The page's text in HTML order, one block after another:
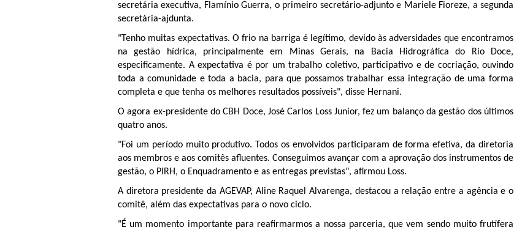
secretária executiva, Flamínio Guerra, o primeiro secretário-adjunto e Mariele Fioreze, a segunda
secretária-ajdunta.
"Tenho muitas expectativas. O frio na barriga é legítimo, devido às adversidades que encontramos
na gestão hídrica, principalmente em Minas Gerais, na Bacia Hidrográfica do Rio Doce,
especificamente. A expectativa é por um trabalho coletivo, participativo e de cocriação, ouvindo
toda a comunidade e toda a bacia, para que possamos trabalhar essa integração de uma forma
completa e que tenha os melhores resultados possíveis", disse Hernani.
O agora ex-presidente do CBH Doce, José Carlos Loss Junior, fez um balanço da gestão dos últimos
quatro anos.
"Foi um período muito produtivo. Todos os envolvidos participaram de forma efetiva, da diretoria
aos membros e aos comitês afluentes. Conseguimos avançar com a aprovação dos instrumentos de
gestão, o PIRH, o Enquadramento e as entregas previstas", afirmou Loss.
A diretora presidente da AGEVAP, Aline Raquel Alvarenga, destacou a relação entre a agência e o
comitê, além das expectativas para o novo ciclo.
"É um momento importante para reafirmarmos a nossa parceria, que vem sendo muito frutífera